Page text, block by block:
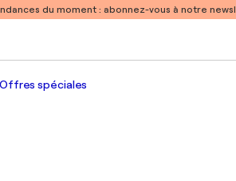
du moment : abonnez-vous à notre
Offres spéciales